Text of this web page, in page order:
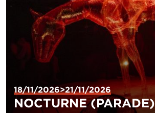
18/11/2026>21/11/2026
NOCTURNE (PARADE)